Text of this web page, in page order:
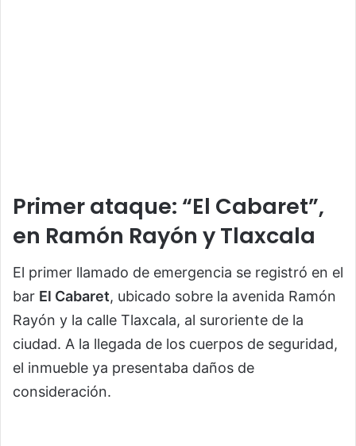
Primer ataque: “El Cabaret”,
en Ramón Rayón y Tlaxcala
El primer llamado de emergencia se registró en el
bar El Cabaret, ubicado sobre la avenida Ramón
Rayón y la calle Tlaxcala, al suroriente de la
ciudad. A la llegada de los cuerpos de seguridad,
el inmueble ya presentaba daños de
consideración.